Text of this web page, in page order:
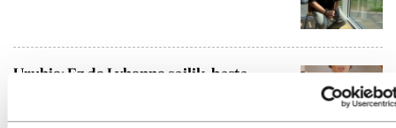
Urubia: Ez da Lyhanna soilik, beste